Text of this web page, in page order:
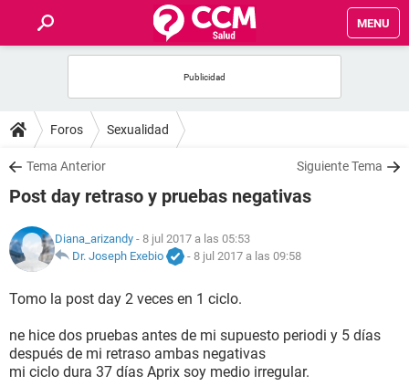
MENU
FOROS
SALUD
NUTRICIÓN
BIENESTAR
SEXUALIDAD
Foros Sexualidad
Tema Anterior Siguiente Tema
Post day retraso y pruebas negativas
Diana_arizandy - 8 jul 2017 a las 05:53
Dr. Joseph Exebio
- 8 jul 2017 a las 09:58
Tomo la post day 2 veces en 1 ciclo.
ne hice dos pruebas antes de mi supuesto periodi y 5 días
después de mi retraso ambas negativas
mi ciclo dura 37 días Aprix soy medio irregular.